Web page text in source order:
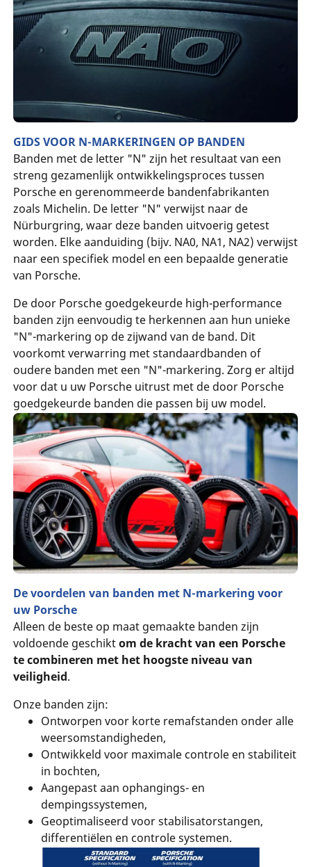
GIDS VOOR N-MARKERINGEN OP BANDEN
Banden met de letter "N" zijn het resultaat van een
streng gezamenlijk ontwikkelingsproces tussen
Porsche en gerenommeerde bandenfabrikanten
zoals Michelin. De letter "N" verwijst naar de
Nürburgring, waar deze banden uitvoerig getest
worden. Elke aanduiding (bijv. NA0, NA1, NA2) verwijst
naar een specifiek model en een bepaalde generatie
van Porsche.
De door Porsche goedgekeurde high-performance
banden zijn eenvoudig te herkennen aan hun unieke
"N"-markering op de zijwand van de band. Dit
voorkomt verwarring met standaardbanden of
oudere banden met een "N"-markering. Zorg er altijd
voor dat u uw Porsche uitrust met de door Porsche
goedgekeurde banden die passen bij uw model.
De voordelen van banden met N-markering voor
uw Porsche
Alleen de beste op maat gemaakte banden zijn
voldoende geschiktom de kracht van een Porsche
te combineren met het hoogste niveau van
veiligheid.
Onze banden zijn:
Ontworpen voor korte remafstanden onder alle
weersomstandigheden,
Ontwikkeld voor maximale controle en stabiliteit
in bochten,
Aangepast aan ophangings- en
dempingssystemen,
Geoptimaliseerd voor stabilisatorstangen,
differentiëlen en controle systemen.